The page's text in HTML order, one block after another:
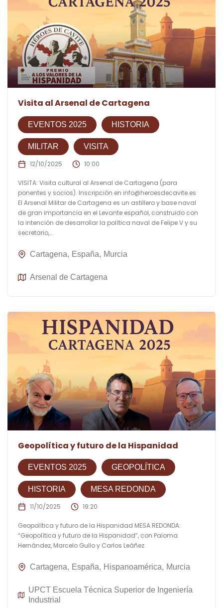
Visita al Arsenal de Cartagena
EVENTOS 2025 HISTORIA
MILITAR VISITA
12/10/2025 10:00
VISITA: Visita cultural al Arsenal de Cartagena (para
ponentes y socios). Inscripción en info@heroesdecavite.es
El Arsenal Militar de Cartagena es un astillero y base naval
de gran importancia en el Levante español, construido con
la intención de desarrollar la política naval de Felipe V y su
secretario,...
Cartagena España Murcia
Arsenal de Cartagena
Geopolítica y futuro de la Hispanidad
EVENTOS 2025 GEOPOLÍTICA
HISTORIA MESA REDONDA
11/10/2025 19:20
Geopolítica y futuro de la Hispanidad MESA REDONDA:
“Geopolítica y futuro de la Hispanidad”, con Paloma
Hernández, Marcelo Gullo y Carlos Leáñez
Cartagena España Hispanoamérica Murcia
UPCT Escuela Técnica Superior de Ingeniería
Industrial